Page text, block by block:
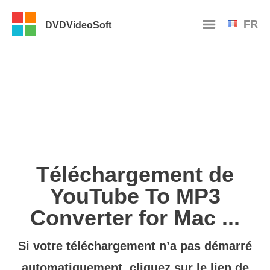
DVDVideoSoft FR
Téléchargement de
YouTube To MP3
Converter for Mac ...
Si votre téléchargement n’a pas démarré
automatiquement, cliquez sur le lien de